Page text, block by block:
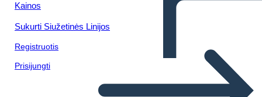
Kainos
Sukurti Siužetinės Linijos
Registruotis
Prisijungti